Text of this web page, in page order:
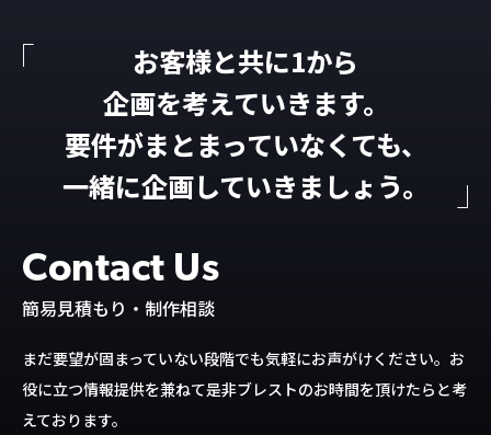
お客様と共に1から
企画を考えていきます。
要件がまとまっていなくても、
一緒に企画していきましょう。
Contact Us
簡易見積もり・制作相談
まだ要望が固まっていない段階でも気軽にお声がけください。 お
役に立つ情報提供を兼ねて是非ブレストのお時間を頂けたらと考
えております。